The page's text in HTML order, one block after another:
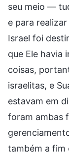
seu meio —
e para
Israel foi
que Ele havia
coisas,
israelitas, e
estavam em
foram ambas
também a fim